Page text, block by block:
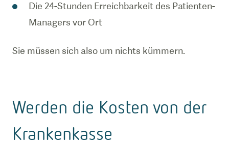
Die 24-Stunden Erreichbarkeit des Patienten-
Managers vor Ort
Sie müssen sich also um nichts kümmern.
Werden die Kosten von der
Krankenkasse